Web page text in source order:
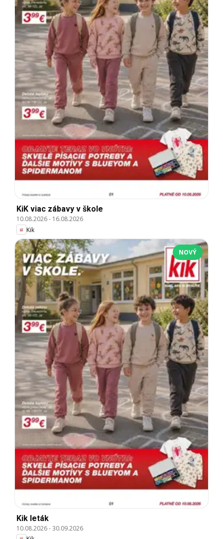
KiK viac zábavy v škole
10.08.2026- 16.08.2026
Kik
NOVÝ
Kik leták
10.08.2026-30.09.2026